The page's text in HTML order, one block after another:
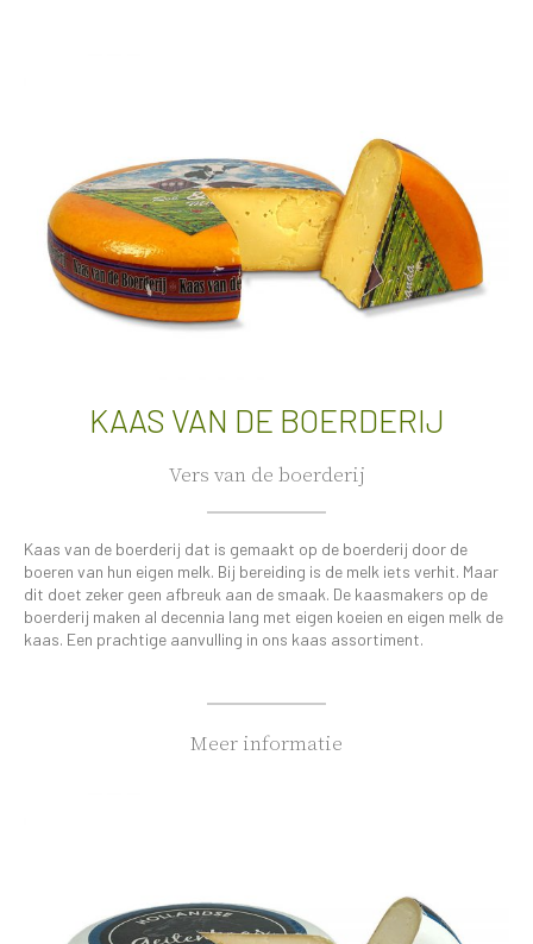
KAAS VAN DE BOERDERIJ
Vers van de boerderij
Kaas van de boerderij dat is gemaakt op de boerderij door de
boeren van hun eigen melk. Bij bereiding is de melk iets verhit. Maar
dit doet zeker geen afbreuk aan de smaak. De kaasmakers op de
boerderij maken al decennia lang met eigen koeien en eigen melk de
kaas. Een prachtige aanvulling in ons kaas assortiment.
Meer informatie